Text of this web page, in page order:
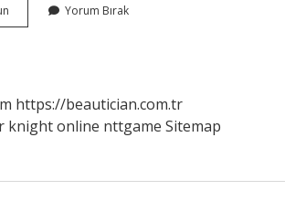
Anestezi
Sonrası
Yorum Bırak
https://beautician.com.tr
knight online nttgame Sitemap